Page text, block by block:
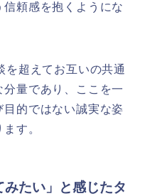
頼感を抱くようにな
を超えてお互いの共通
量であり、ここを一
的ではない誠実な姿
す。
たい」と感じたタ